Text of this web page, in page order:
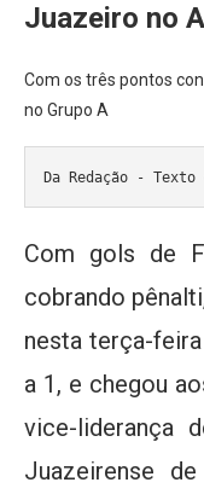
Juazeiro no
Com os três pontos
no Grupo A
Da Redação -
Com gols de
cobrando
nesta terça-
a 1, e chegou
vice-liderança
Juazeirense